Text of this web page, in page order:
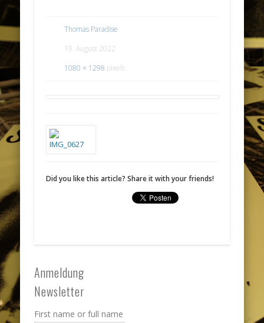
Thomas Paradise
19. August 2022
1080 × 1298 pixels
Did you like this article? Share it with your friends!
Anmeldung
Newsletter
First name or full name